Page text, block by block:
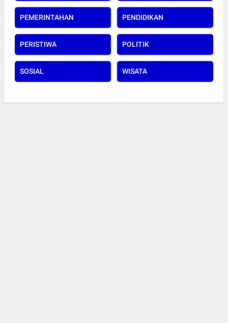
PEMERINTAHAN PENDIDIKAN
PERISTIWA POLITIK
SOSIAL WISATA